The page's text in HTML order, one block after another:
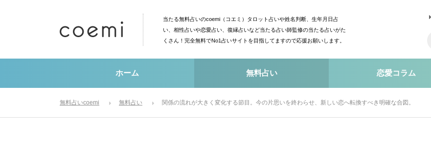
当たる無料占いのcoemi（コエミ）タロット占いや姓名判断、生年月日占
い、相性占いや恋愛占い、復縁占いなど当たる占い師監修の当たる占いがた
くさん！完全無料でNo1占いサイトを目指してますので応援お願いします。
ホーム 無料占い 恋愛コラム
無料占いcoemi 無料占い 関係の流れが大きく変化する節目。今の片思いを終わらせ、新しい恋へ転換すべき明確な合図。